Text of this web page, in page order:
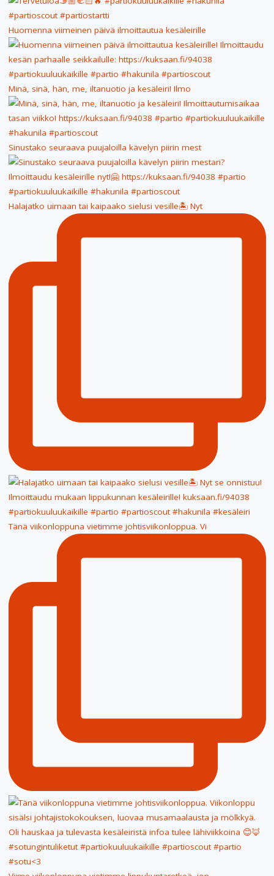
Huomenna viimeinen päivä ilmoittautua kesäleirille
Minä, sinä, hän, me, iltanuotio ja kesäleiri! Ilmo
Sinustako seuraava puujaloilla kävelyn piirin mest
Halajatko uimaan tai kaipaako sielusi vesille🏝 Nyt
Tänä viikonloppuna vietimme johtisviikonloppua. Vi